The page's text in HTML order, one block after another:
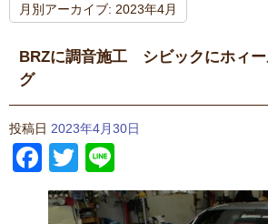
月別アーカイブ: 2023年4月
BRZに調音施工 シビックにホィ
グ
投稿日 2023年4月30日
Facebook
Twitter